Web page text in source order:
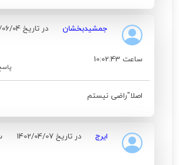
جمشیدبخشان در تاریخ 1402/06/04
ساعت 10:02:43
اصلا"راضی نیستم
ایرج در تاریخ 1402/04/07